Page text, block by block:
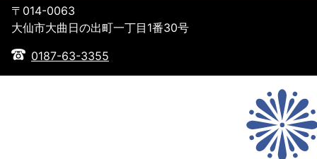
〒014-0063
大仙市大曲日の出町一丁目1番30号
0187-63-3355